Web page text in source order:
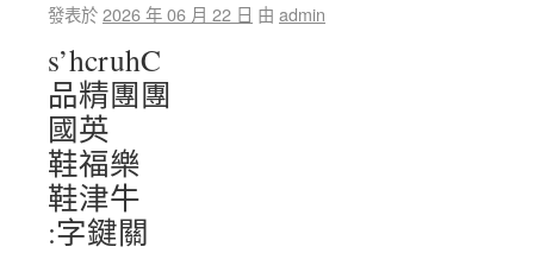
發表於2026 年 06 月 22 日 由 admin
s’hcruhC
品精團團
國英
鞋福樂
鞋津牛
:字鍵關